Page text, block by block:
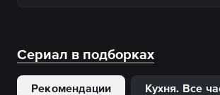
Сериал в подборках
Рекомендации Кухня. Все